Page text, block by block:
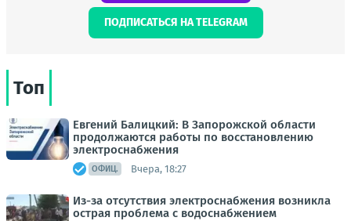
ПОДПИСАТЬСЯ НА TELEGRAM
Топ
Евгений Балицкий: В Запорожской области
продолжаются работы по восстановлению
электроснабжения
ОФИЦ. Вчера, 18:27
Из-за отсутствия электроснабжения возникла
острая проблема с водоснабжением